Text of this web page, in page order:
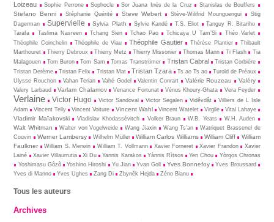
Loizeau
Sophie Perrone Sophocle Sor Juana Inés de la Cruz Stanislas de Bouffers
Stefano Benni Stéphanie Quérité Steve Webert Stève-Wilifrid Mounguengui
Stig
Dagerman
Supervielle Sylvia Plath Sylvie Kandé T.S. Eliot
Tanguy R. Bitariho
Tarafa
Taslima Nasreen Tchang Sien Tchao Pao Tchicaya U Tam’Si
Théo Varlet
Théophile Coinchelin
Théophile de Viau Théophile Gautier Thérèse Plantier
Thibault
Marthouret
Thierry Debroux Thierry Metz Thierry Missonier Thomas Mann Ti Flash
Tia
Malagouen
Tom Buron Tom Sam Tomas Tranströmer Tristan Cabral
Tristan Corbière
Tristan Derème
Tristan Felix Tristan Mat Tristan Tzara Ts ao Ts ao
Turold de Préaux
Ulysse Rouchon
Vahan Terian Vahé Godel Valentin Conrart Valérie Rouzeau Valéry
Valery Larbaud Varlam Chalamov Venance Fortunat Vénus Khoury-Ghata Vera Feyder
Verlaine Victor Hugo Victor Sandoval Victor Segalen Vidêvdât
Villiers de L Isle
Adam
Vincent Telly Vincent Voiture Vincent Wahl Vincent Watelet Virgile Vital Lahaye
Vladimir Maïakovski Vladislav Khodassévitch Volker Braun W.B. Yeats W.H. Auden
Walt Whitman Walter von Vogelweide Wang Jiaxin Wang Ts’an
Watriquet Brassenel de
Couvin
Werner Lambersy Wilhelm Müller William Carlos Williams William Cliff
William
Faulkner
William S. Merwin William T. Vollmann Xavier Forneret Xavier Frandon
Xavier
Lainé
Xavier Villaurrutia Xi Du Yannis Karakos Yànnis Rìtsos Yen Chou
Yòrgos Chronas
Yoshimasu Gôzô
Yoshino Hiroshi Yu Jian Yvan Goll Yves Bonnefoy
Yves Broussard
Yves di Manno
Yves Ughes Zang Di Zbynĕk Hejda Zéno Bianu
Tous les auteurs
Archives